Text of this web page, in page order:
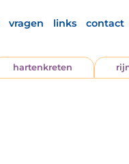
vragen links contact
hartenkreten